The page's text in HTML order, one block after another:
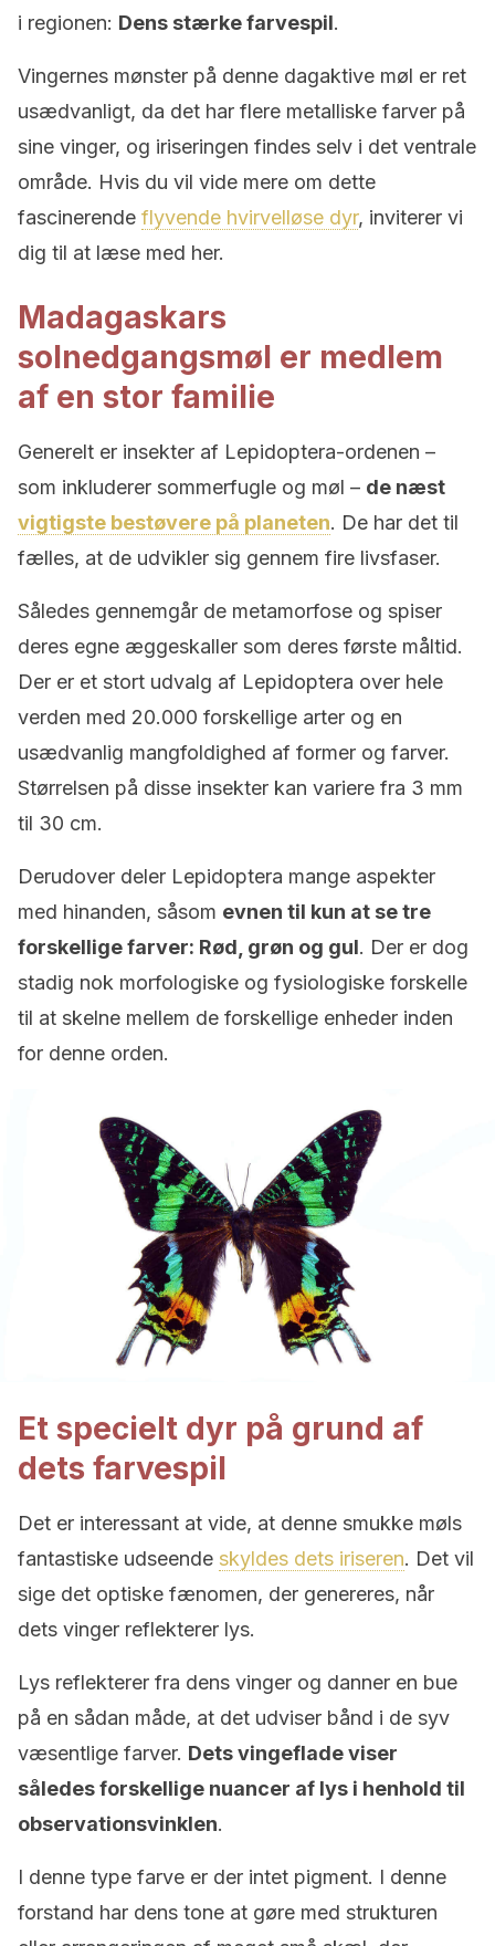
i regionen: Dens stærke farvespil.
Vingernes mønster på denne dagaktive møl er ret
usædvanligt, da det har flere metalliske farver på
sine vinger, og iriseringen findes selv i det ventrale
område. Hvis du vil vide mere om dette
fascinerende flyvende hvirvelløse dyr, inviterer vi
dig til at læse med her.
Madagaskars
solnedgangsmøl er medlem
af en stor familie
Generelt er insekter af Lepidoptera-ordenen –
som inkluderer sommerfugle og møl – de næst
vigtigste bestøvere på planeten. De har det til
fælles, at de udvikler sig gennem fire livsfaser.
Således gennemgår de metamorfose og spiser
deres egne æggeskaller som deres første måltid.
Der er et stort udvalg af Lepidoptera over hele
verden med 20.000 forskellige arter og en
usædvanlig mangfoldighed af former og farver.
Størrelsen på disse insekter kan variere fra 3 mm
til 30 cm.
Derudover deler Lepidoptera mange aspekter
med hinanden, såsom evnen til kun at se tre
forskellige farver: Rød, grøn og gul. Der er dog
stadig nok morfologiske og fysiologiske forskelle
til at skelne mellem de forskellige enheder inden
for denne orden.
Et specielt dyr på grund af
dets farvespil
Det er interessant at vide, at denne smukke møls
fantastiske udseende skyldes dets iriseren. Det vil
sige det optiske fænomen, der genereres, når
dets vinger reflekterer lys.
Lys reflekterer fra dens vinger og danner en bue
på en sådan måde, at det udviser bånd i de syv
væsentlige farver. Dets vingeflade viser
således forskellige nuancer af lys i henhold til
observationsvinklen.
I denne type farve er der intet pigment. I denne
forstand har dens tone at gøre med strukturen